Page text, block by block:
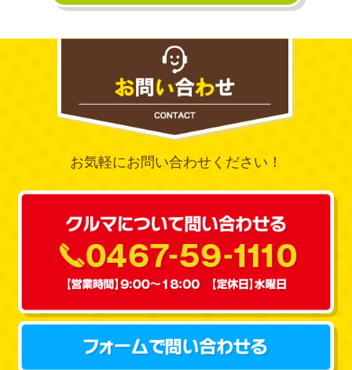
お気軽にお問い合わせください！